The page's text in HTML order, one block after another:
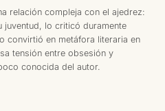
relación compleja con el ajedrez:
juventud, lo criticó duramente
convirtió en metáfora literaria en
tensión entre obsesión y
conocida del autor.